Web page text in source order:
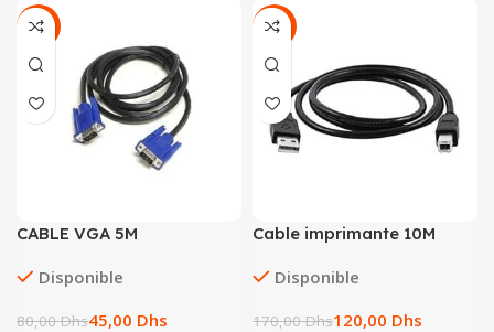
-44%
CABLE VGA 5M
Disponible
80,00Dhs45,00 Dhs
-29%
Cable imprimante 10M
Disponible
170,00Dhs120,00 Dhs